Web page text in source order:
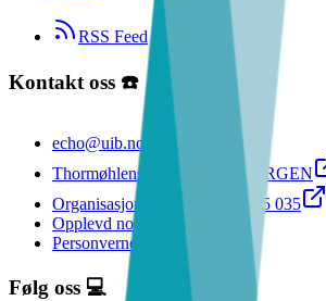
RSS Feed
Kontakt oss ☎️
echo@uib.no
Thormøhlens gate 55 5006 BERGEN
Organisasjonsnummer: 998 995 035
Opplevd noe kjipt? Speak up!
Personvernerklæring
Følg oss 💻